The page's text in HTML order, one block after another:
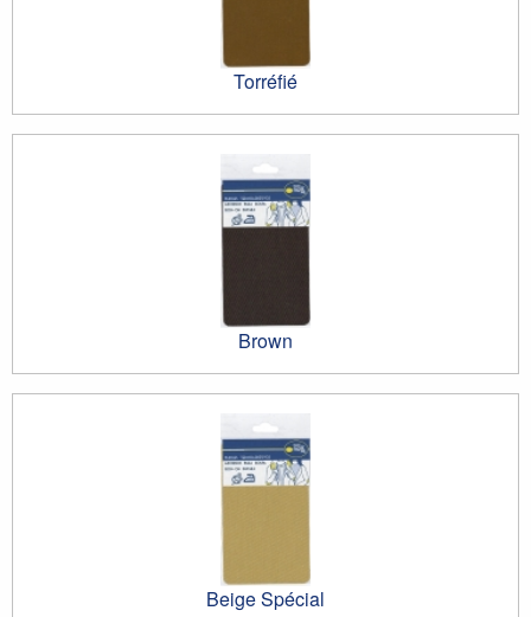
Torréfié
Brown
Beige Spécial